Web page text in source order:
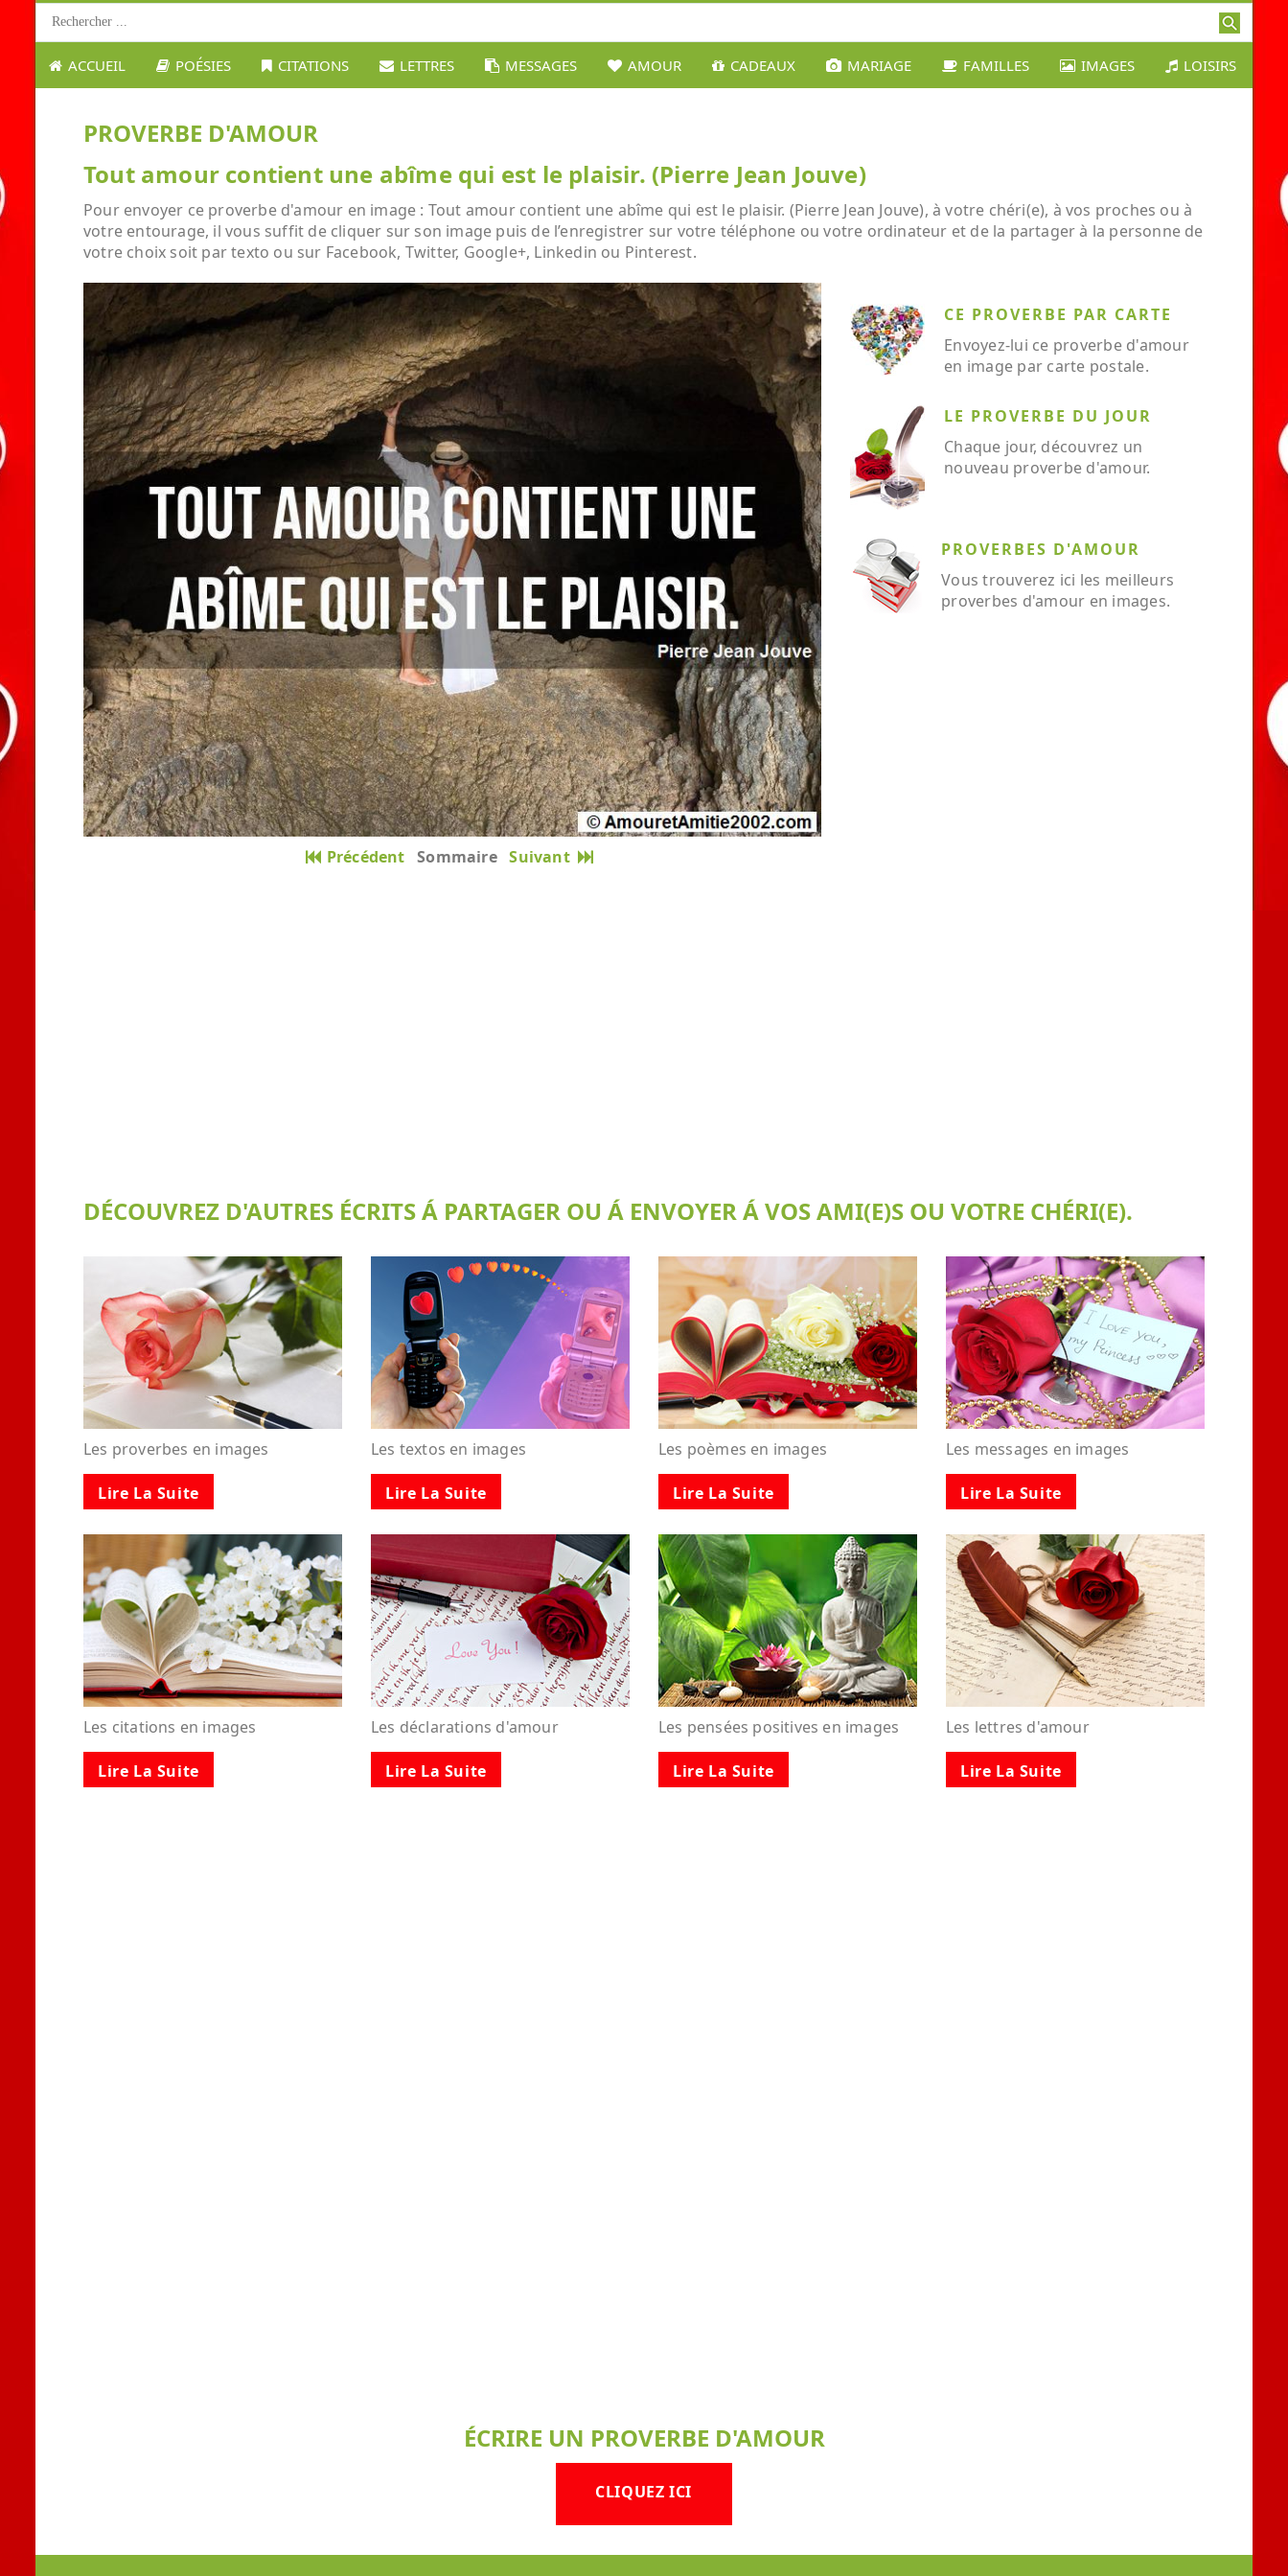
ACCUEIL POÉSIES CITATIONS LETTRES MESSAGES AMOUR CADEAUX MARIAGE FAMILLES IMAGES LOISIRS
PROVERBE D'AMOUR
Tout amour contient une abîme qui est le plaisir. (Pierre Jean Jouve)
Pour envoyer ce proverbe d'amour en image : Tout amour contient une abîme qui est le plaisir. (Pierre Jean Jouve), à votre chéri(e), à vos proches ou à
votre entourage, il vous suffit de cliquer sur son image puis de l’enregistrer sur votre téléphone ou votre ordinateur et de la partager à la personne de
votre choix soit par texto ou sur Facebook, Twitter, Google+, Linkedin ou Pinterest.
Précédent Sommaire Suivant
CE PROVERBE PAR CARTE
Envoyez-lui ce proverbe d'amour
en image par carte postale.
LE PROVERBE DU JOUR
Chaque jour, découvrez un
nouveau proverbe d'amour.
PROVERBES D'AMOUR
Vous trouverez ici les meilleurs
proverbes d'amour en images.
DÉCOUVREZ D'AUTRES ÉCRITS Á PARTAGER OU Á ENVOYER Á VOS AMI(E)S OU VOTRE CHÉRI(E).
Les proverbes en images
Lire La Suite
Les textos en images
Lire La Suite
Les poèmes en images
Lire La Suite
Les messages en images
Lire La Suite
Les citations en images
Lire La Suite
Les déclarations d'amour
Lire La Suite
Les pensées positives en images
Lire La Suite
Les lettres d'amour
Lire La Suite
ÉCRIRE UN PROVERBE D'AMOUR
CLIQUEZ ICI